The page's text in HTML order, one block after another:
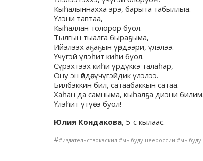
Кыһалыннахха эрэ, барыта табыллыа.
Үлэни таптаа,
Кыһаллан толорор буол.
Тылгын тыалга быраҕыма,
Ийэлээх аҕаҕын үөрдээри, үлэлээ.
Үчүгэй үлэһит киһи буол.
Сүрэхтээх киһи үрдүккэ талаһар,
Ону эн өйдөө, үчүгэйдик үлэлээ.
Билбэккин бил, сатаабаккын сатаа.
Хаһан да самныма, кыһалҕа диэни
Үлэһит үтүөтэ буол!
Юлия Кондакова, 5-с кылаас.
##издательствокэскил #мыбудущеероссии